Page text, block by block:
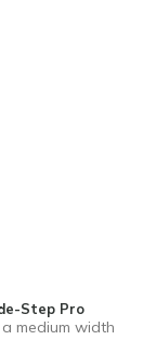
Step Pro
medium width